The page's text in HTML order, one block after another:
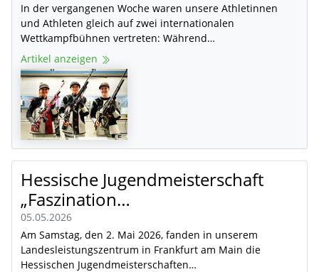
In der vergangenen Woche waren unsere Athletinnen
und Athleten gleich auf zwei internationalen
Wettkampfbühnen vertreten: Während…
Artikel anzeigen
Hessische Jugendmeisterschaft
„Faszination…
05.05.2026
Am Samstag, den 2. Mai 2026, fanden in unserem
Landesleistungszentrum in Frankfurt am Main die
Hessischen Jugendmeisterschaften…